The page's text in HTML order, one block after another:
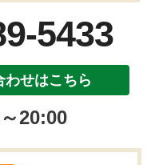
5433
わせはこちら
20:00